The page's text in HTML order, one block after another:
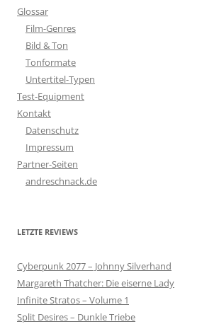
Glossar
Film-Genres
Bild & Ton
Tonformate
Untertitel-Typen
Test-Equipment
Kontakt
Datenschutz
Impressum
Partner-Seiten
andreschnack.de
LETZTE REVIEWS
Cyberpunk 2077 – Johnny Silverhand
Margareth Thatcher: Die eiserne Lady
Infinite Stratos – Volume 1
Split Desires – Dunkle Triebe